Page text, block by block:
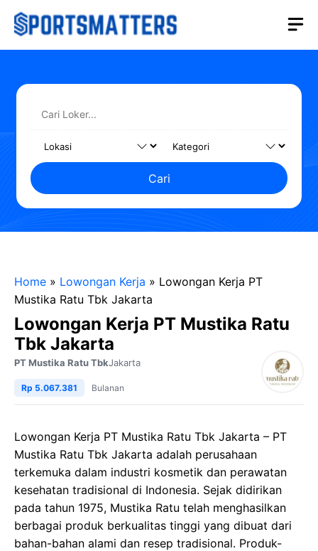
Langsung
Cari
Home » Lowongan Kerja » Lowongan Kerja PT
Mustika Ratu Tbk Jakarta
Lowongan Kerja PT Mustika Ratu
Tbk Jakarta
PT Mustika Ratu TbkJakarta
Rp 5.067.381 Bulanan
Lowongan Kerja PT Mustika Ratu Tbk Jakarta – PT
Mustika Ratu Tbk Jakarta adalah perusahaan
terkemuka dalam industri kosmetik dan perawatan
kesehatan tradisional di Indonesia. Sejak didirikan
pada tahun 1975, Mustika Ratu telah menghasilkan
berbagai produk berkualitas tinggi yang dibuat dari
bahan-bahan alami dan resep tradisional. Produk-